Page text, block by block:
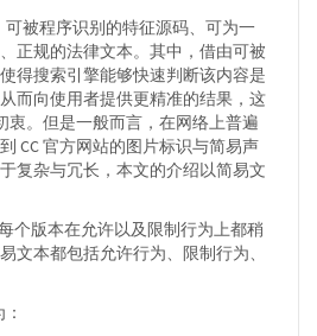
可被程序识别的特征源码、可为一
正规的法律文本。其中，借由可被
得搜索引擎能够快速判断该内容是
而向使用者提供更精准的结果，这
衷。但是一般而言，在网络上普遍
CC 官方网站的图片标识与简易声
复杂与冗长，本文的介绍以简易文
个版本在允许以及限制行为上都稍
文本都包括允许行为、限制行为、